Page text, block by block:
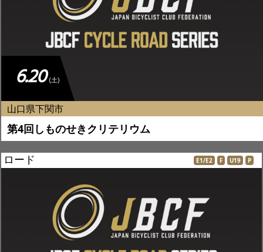
6.20 (土)
山口県下関市
第4回しものせきクリテリウム
ロード E1/E2 F U19 P